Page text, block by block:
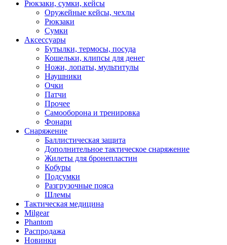
Рюкзаки, сумки, кейсы
Оружейные кейсы, чехлы
Рюкзаки
Сумки
Аксессуары
Бутылки, термосы, посуда
Кошельки, клипсы для денег
Ножи, лопаты, мультитулы
Наушники
Очки
Патчи
Прочее
Самооборона и тренировка
Фонари
Снаряжение
Баллистическая защита
Дополнительное тактическое снаряжение
Жилеты для бронепластин
Кобуры
Подсумки
Разгрузочные пояса
Шлемы
Тактическая медицина
Milgear
Phantom
Распродажа
Новинки